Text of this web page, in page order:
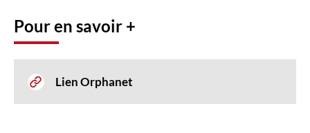
Pour en savoir +
Lien Orphanet